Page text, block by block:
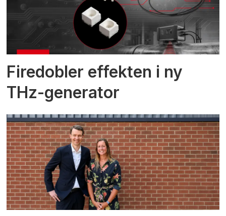
Firedobler effekten i ny
THz-generator